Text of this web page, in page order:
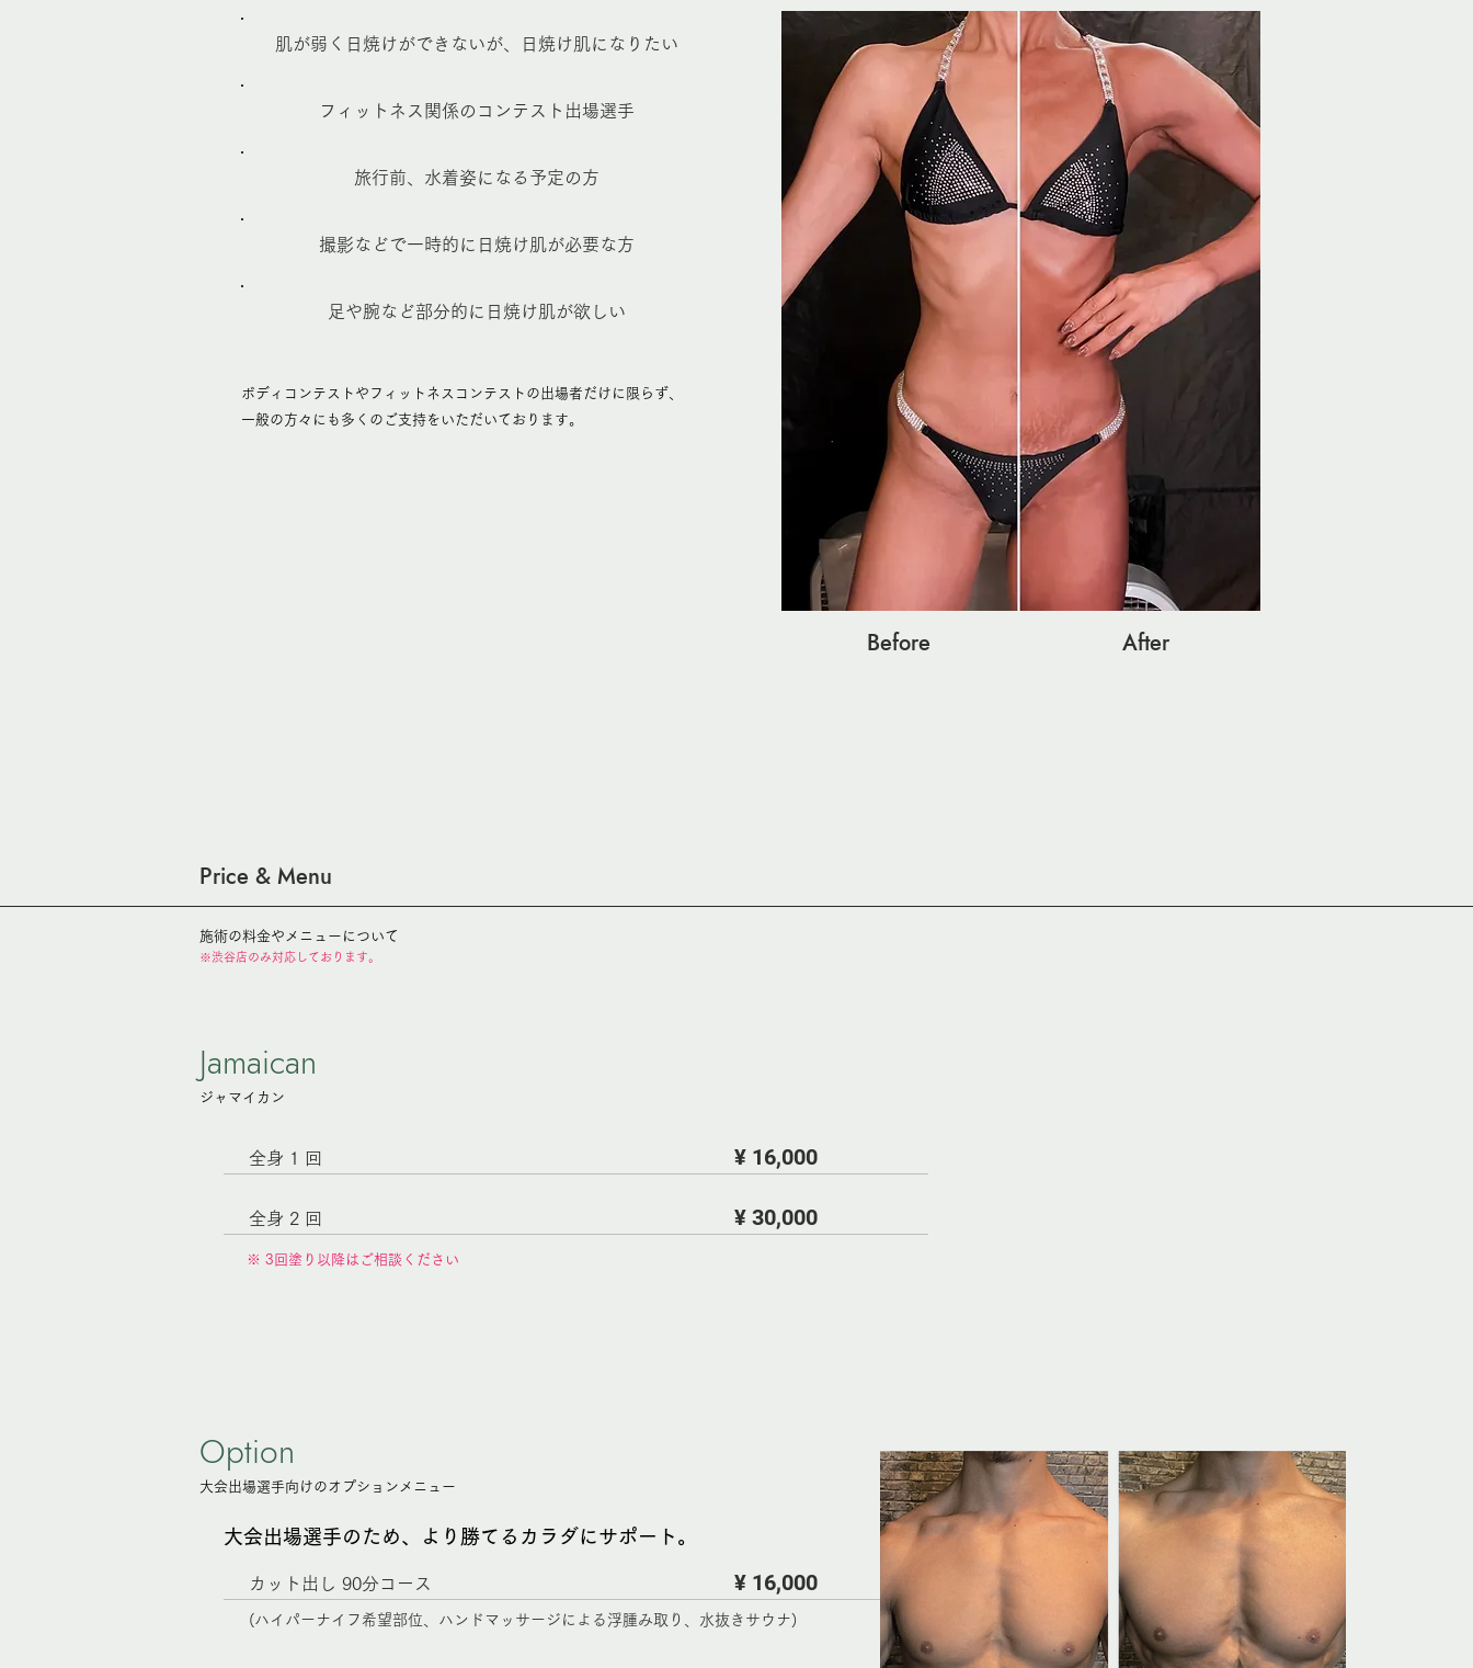
肌が弱く日焼けができないが、日焼け肌になりたい
フィットネス関係のコンテスト出場選手
旅行前、水着姿になる予定の方
撮影などで一時的に日焼け肌が必要な方
​足や腕など部分的に日焼け肌が欲しい
ボディコンテストやフィットネスコンテストの出場者だけに限らず、
​一般の方々にも多くのご支持をいただいております。
Before After
Price & Menu
​施術の料金やメニューについて
※渋谷店のみ対応しております。
Jamaican
​ジャマイカン
全身 1 回 ¥ 16,000
全身 2 回 ¥ 30,000
※ 3回塗り以降はご相談ください
Option
大会出場選手向けのオプションメニュー
カット出し 90分コース ¥ 16,000
(ハイパーナイフ希望部位、ハンドマッサージによる浮腫み取り、水抜きサウナ)
大会出場選手のため、より勝てるカラダにサポート。